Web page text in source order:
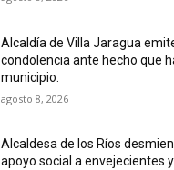
Alcaldía de Villa Jaragua
condolencia ante hecho que
municipio.
agosto 8, 2026
Alcaldesa de los Ríos
apoyo social a envejecientes y